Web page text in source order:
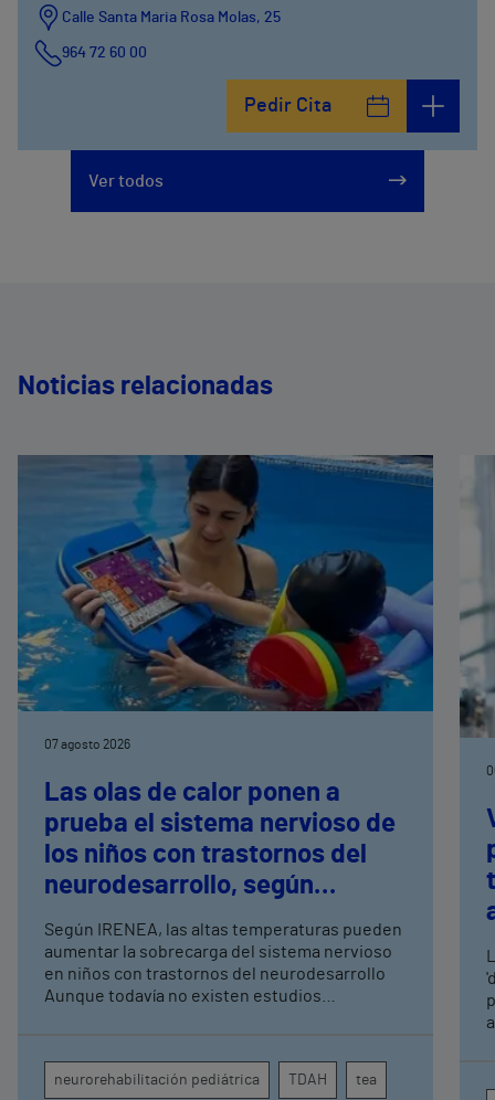
Calle Santa Maria Rosa Molas, 25
964 72 60 00
Pedir Cita
Ver todos
Noticias relacionadas
07 agosto 2026
Las olas de calor ponen a
prueba el sistema nervioso de
los niños con trastornos del
neurodesarrollo, según
expertos en
neurorrehabilitación
pediátrica de Vithas
Según IRENEA, las altas temperaturas pueden
aumentar la sobrecarga del sistema nervioso
en niños con trastornos del neurodesarrollo
Aunque todavía no existen estudios
atención, la regulación emocional y la
conducta
neurorehabilitación pediátrica TDAH tea